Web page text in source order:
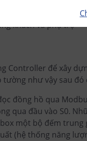
IP đầy đủ
khách và phụ trợ
Controller để xây
tường như vậy sau
đồng hồ qua
qua đầu vào S0.
một bộ đếm
(hệ thống năng